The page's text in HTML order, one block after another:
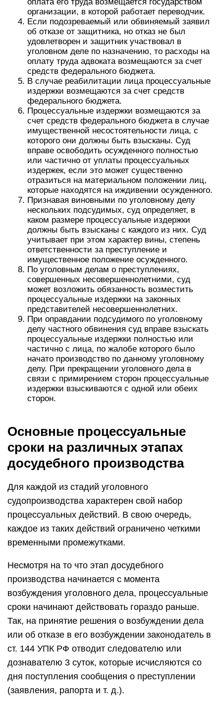
организации, в которой работает переводчик.
Если подозреваемый или обвиняемый заявил
об отказе от защитника, но отказ не был
удовлетворен и защитник участвовал в
уголовном деле по назначению, то расходы на
оплату труда адвоката возмещаются за счет
средств федерального бюджета.
В случае реабилитации лица процессуальные
издержки возмещаются за счет средств
федерального бюджета.
Процессуальные издержки возмещаются за
счет средств федерального бюджета в случае
имущественной несостоятельности лица, с
которого они должны быть взысканы. Суд
вправе освободить осужденного полностью
или частично от уплаты процессуальных
издержек, если это может существенно
отразиться на материальном положении лиц,
которые находятся на иждивении осужденного.
Признавая виновными по уголовному делу
нескольких подсудимых, суд определяет, в
каком размере процессуальные издержки
должны быть взысканы с каждого из них. Суд
учитывает при этом характер вины, степень
ответственности за преступление и
имущественное положение осужденного.
По уголовным делам о преступлениях,
совершенных несовершеннолетними, суд
может возложить обязанность возместить
процессуальные издержки на законных
представителей несовершеннолетних.
При оправдании подсудимого по уголовному
делу частного обвинения суд вправе взыскать
процессуальные издержки полностью или
частично с лица, по жалобе которого было
начато производство по данному уголовному
делу. При прекращении уголовного дела в
связи с примирением сторон процессуальные
издержки взыскиваются с одной или обеих
сторон.
Основные процессуальные
сроки на различных этапах
досудебного производства
Для каждой из стадий уголовного
судопроизводства характерен свой набор
процессуальных действий. В свою очередь,
каждое из таких действий ограничено четкими
временными промежутками.
Несмотря на то что этап досудебного
производства начинается с момента
возбуждения уголовного дела, процессуальные
сроки начинают действовать гораздо раньше.
Так, на принятие решения о возбуждении дела
или об отказе в его возбуждении законодатель в
ст. 144 УПК РФ отводит следователю или
дознавателю 3 суток, которые исчисляются со
дня поступления сообщения о преступлении
(заявления, рапорта и т. д.).